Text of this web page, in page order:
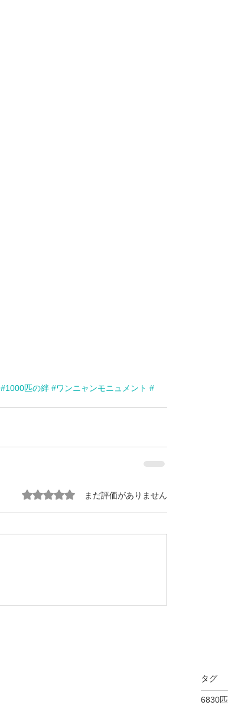
#1000匹の絆 #ワンニャンモニュメント #
5つ星のうち0と評価されています。
まだ評価がありません
タグ
6830匹